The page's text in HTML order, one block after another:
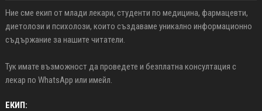
Ние сме екип от млади лекари, студенти по медицина, фармацевти,
диетолози и психолози, които създаваме уникално информационно
съдържание за нашите читатели.
Тук имате възможност да проведете и безплатна консултация с
лекар по WhatsApp или имейл.
ЕКИП: